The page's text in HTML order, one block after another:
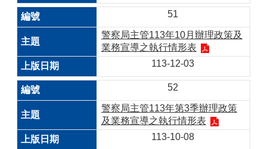
51
警察局主管113年10月辦理政策及
業務宣導之執行情形表
113-12-03
52
警察局主管113年第3季辦理政策
及業務宣導之執行情形表
113-10-08